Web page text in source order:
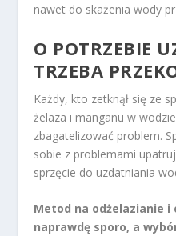
nawet do skażenia wody
O POTRZEBIE
TRZEBA
Każdy, kto zetknął się ze
żelaza i manganu w
zbagatelizować problem.
sobie z problemami
sprzęcie do uzdatniania
Metod na odżelazianie
naprawdę sporo, a